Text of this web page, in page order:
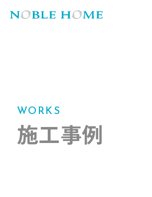
WORKS
施工事例